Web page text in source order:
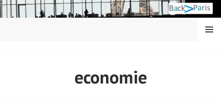
Aller
au
MENU
economie